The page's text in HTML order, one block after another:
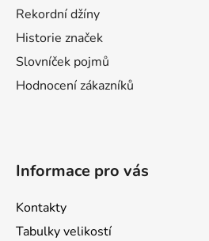
Rekordní džíny
Historie značek
Slovníček pojmů
Hodnocení zákazníků
Informace pro vás
Kontakty
Tabulky velikostí